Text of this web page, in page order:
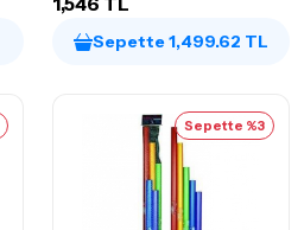
Sepette 1,499.62 TL
Sepette %3